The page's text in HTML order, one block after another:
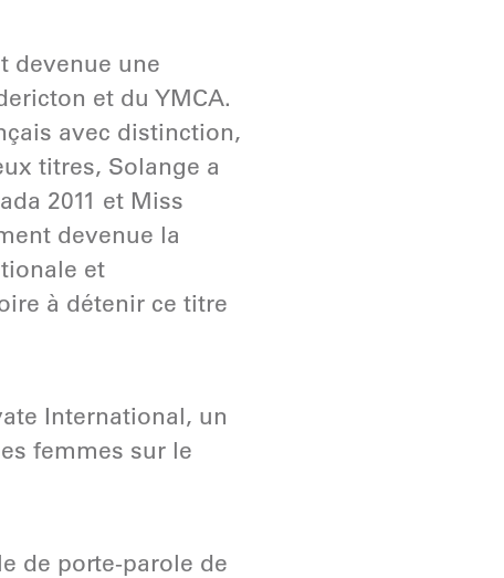
devenue une
et du YMCA.
avec distinction,
titres, Solange a
2011 et Miss
devenue la
et
à détenir ce titre
International, un
femmes sur le
de porte-parole de